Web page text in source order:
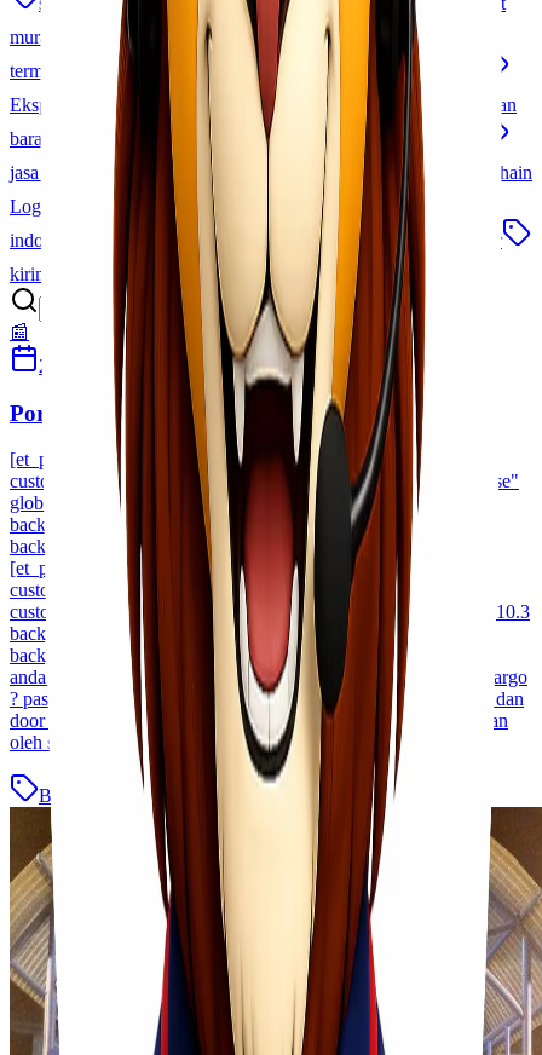
murah
jakarta makassar jasa ekspedisi cargo
termurah
Cargo Cepat dan Aman
jasa pengiriman cepat
Ekspedisi Laut Udara
pengiriman alat kesehatan
pengiriman
barang besar
cargo antar pulau
jasa kirim barang murah
jasa logistik terpercaya
ekspedisi jakarta morowali
Cold Chain
Logistics
sla logistik logistik terintegrasi
jasa logistik
indonesia
empu bandara makassar
Lionel Cargo Makassar
kirim barang udara
paket udara tips pengiriman cargo
📰
25 Januari 2021
Habibah Auni
Port to Port Dan Door to Door Service
[et_pb_section fb_built="1 _builder_version="4.7.7
custom_margin="||||false|false" custom_padding="0px||||false|false"
global_colors_info="{}"][et_pb_row _builder_version="3.25
background_size="initial" background_position="top_left"
background_repeat="repeat" global_colors_info="{}"]
[et_pb_column type="4_4 _builder_version="3.25
custom_padding="|||" global_colors_info="{}"
custom_padding__hover="|||"][et_pb_text _builder_version="4.10.3
background_size="initial" background_position="top_left"
background_repeat="repeat" global_colors_info="{}"] Apakah
anda sering mengirimkan barang menggunakan jasa ekspedisi cargo
? pasti sudah tidak asing lagi dengan istilah layanan port to port dan
door to door. Kedua layanan itu selalu bahkan terbiasa diterapkan
oleh sebuah [&hellip;]
Blog Baca Selengkapnya